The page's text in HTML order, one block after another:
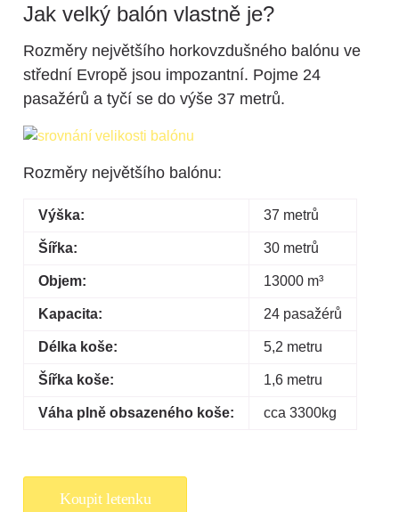
Jak velký balón vlastně je?
Rozměry největšího horkovzdušného balónu ve
střední Evropě jsou impozantní. Pojme 24
pasažérů a tyčí se do výše 37 metrů.
Rozměry největšího balónu:
Výška: 37 metrů
Šířka: 30 metrů
Objem: 13000 m³
Kapacita: 24 pasažérů
Délka koše: 5,2 metru
Šířka koše: 1,6 metru
Váha plně obsazeného koše: cca 3300kg
Koupit letenku